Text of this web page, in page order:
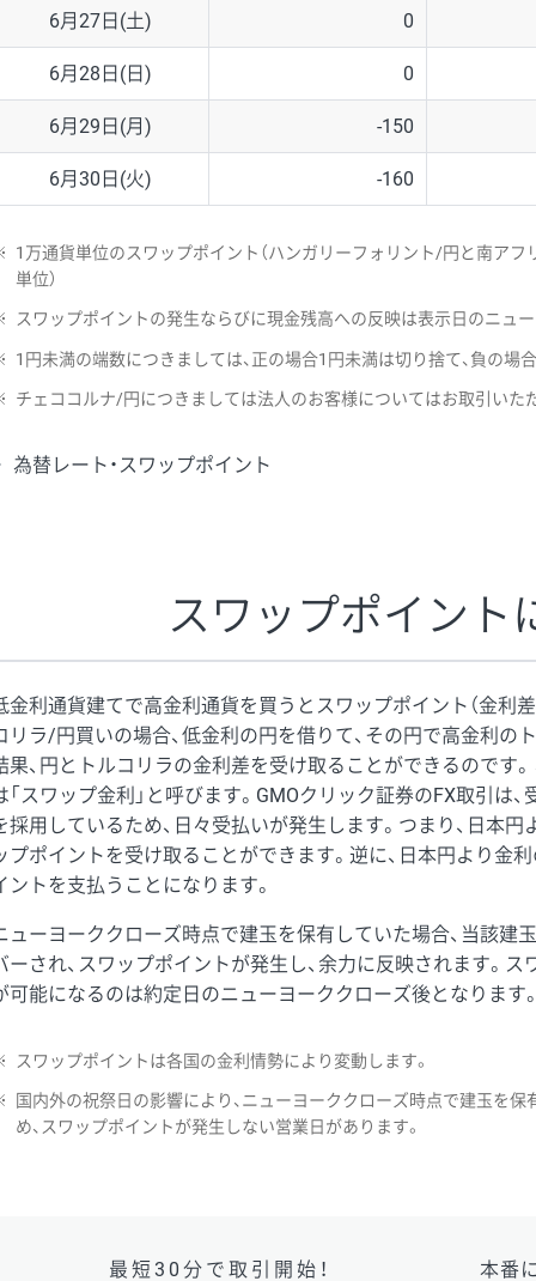
6月27日(土) 0
6月28日(日) 0
6月29日(月) -150
6月30日(火) -160
1万通貨単位のスワップポイント（ハンガリーフォリント/円と南ア
単位）
スワップポイントの発生ならびに現金残高への反映は表示日のニュ
1円未満の端数につきましては、正の場合1円未満は切り捨て、負の場
チェココルナ/円につきましては法人のお客様についてはお取引いた
為替レート・スワップポイント
スワップポイント
金利通貨建てで高金利通貨を買うとスワップポイント（金利
リラ/円買いの場合、低金利の円を借りて、その円で高金利の
果、円とトルコリラの金利差を受け取ることができるのです
「スワップ金利」と呼びます。GMOクリック証券のFX取引は
採用しているため、日々受払いが発生します。つまり、日本
プポイントを受け取ることができます。逆に、日本円より金
ントを支払うことになります。
ューヨーククローズ時点で建玉を保有していた場合、当該建
ーされ、スワップポイントが発生し、余力に反映されます。
可能になるのは約定日のニューヨーククローズ後となります
スワップポイントは各国の金利情勢により変動します。
国内外の祝祭日の影響により、ニューヨーククローズ時点で建玉を
め、スワップポイントが発生しない営業日があります。
最短30分で取引開始！ 本番